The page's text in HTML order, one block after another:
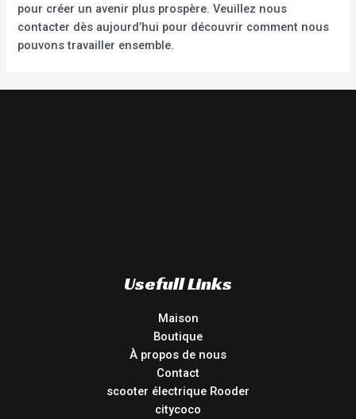
pour créer un avenir plus prospère. Veuillez nous
contacter dès aujourd’hui pour découvrir comment nous
pouvons travailler ensemble.
Usefull Links
Maison
Boutique
À propos de nous
Contact
scooter électrique Rooder
citycoco